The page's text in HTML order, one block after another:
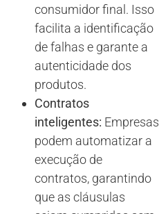
consumidor final. Isso
facilita a identificação
de falhas e garante a
autenticidade dos
produtos.
Contratos
inteligentes: Empresas
podem automatizar a
execução de
contratos, garantindo
que as cláusulas